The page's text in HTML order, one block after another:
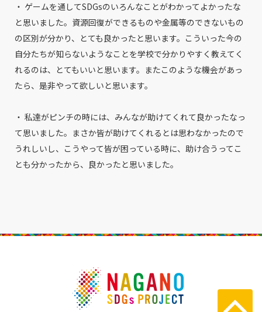
・ ゲームを通してSDGsのいろんなことがわかってよかったな
と思いました。資源回復ができるものや金属等のできないもの
の区別が分かり、とても良かったと思います。こういった今の
自分たちが知らないようなことを学校で分かりやすく教えてく
れるのは、とてもいいと思います。またこのような機会があっ
たら、是非やって欲しいと思います。
・ 私達がピンチの時には、みんなが助けてくれて良かったなっ
て思いました。まさか皆が助けてくれるとは思わなかったので
うれしいし、こうやって皆が困っている時に、助け合うってこ
とも分かったから、良かったと思いました。